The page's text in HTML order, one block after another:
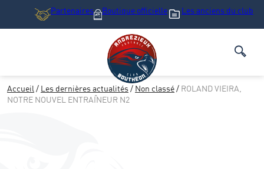
Partenaires Boutique officielle Les anciens du club
Accueil / Les dernières actualités/ Non classé/ ROLAND VIEIRA,
NOTRE NOUVEL ENTRAÎNEUR N2